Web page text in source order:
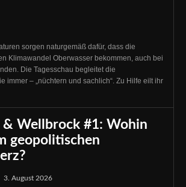
sorgen naturgemäß dafür, dass die
Klimawandel Oberwasser bekommen, auch bei
Die Tagesschau begleitet die
immer – „nüchtern und sachlich“. Zu Hilfe eilt ihr
& Wellbrock #1: Wohin
geopolitischen
3. August 2026